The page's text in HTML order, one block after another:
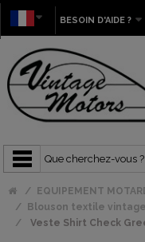
BESOIN D'AIDE ?
EQUIPEMENT
Blouson textile vintage
Veste Shirt Check